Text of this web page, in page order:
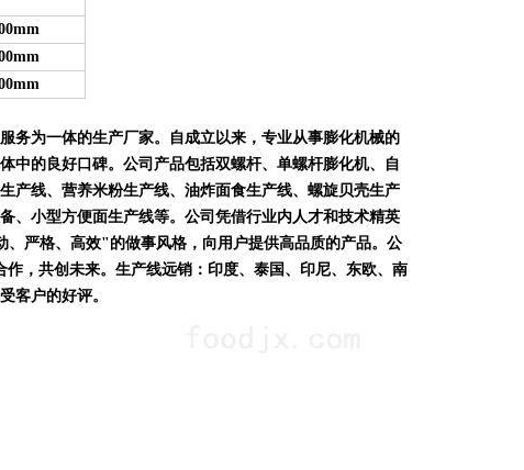
务为一体的生产厂家。自成立以来，专业从事膨化机械的
中的良好口碑。公司产品包括双螺杆、单螺杆膨化机、自
产线、营养米粉生产线、油炸面食生产线、螺旋贝壳生产
、小型方便面生产线等。公司凭借行业内人才和技术精英
严格、高效"的做事风格，向用户提供高品质的产品。公
，共创未来。生产线远销：印度、泰国、印尼、东欧、南
客户的好评。